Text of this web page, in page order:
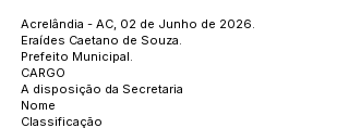
Acrelândia - AC, 02 de Junho de 2026.
Eraídes Caetano de Souza.
Prefeito Municipal.
CARGO
A disposição da Secretaria
Nome
Classificação